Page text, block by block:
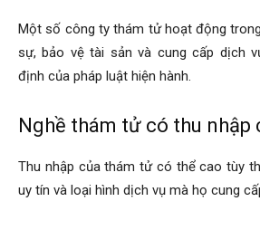
Một số công ty thám tử hoạt động
sự, bảo vệ tài sản và cung cấp dịch
định của pháp luật hiện hành.
Nghề thám tử có thu nhập
Thu nhập của thám tử có thể cao tùy
uy tín và loại hình dịch vụ mà họ cung